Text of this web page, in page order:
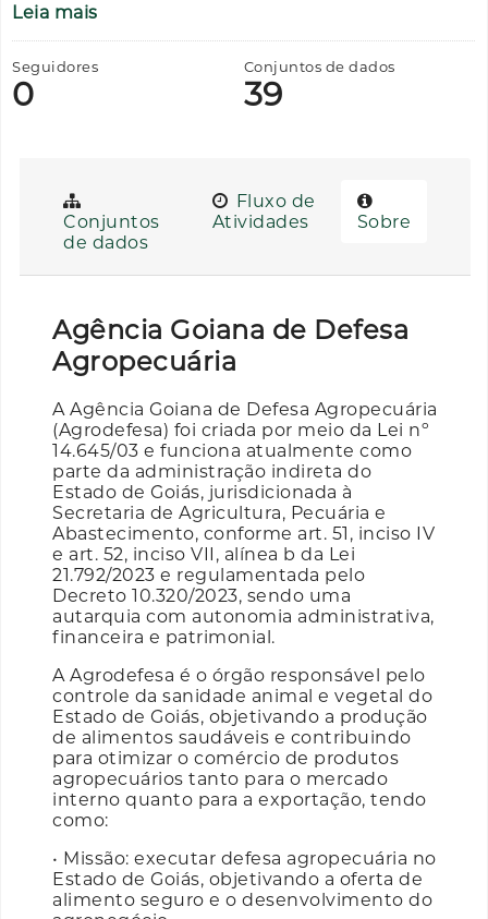
Leia mais
Seguidores
0
Conjuntos de dados
39
Conjuntos
de dados
Fluxo de
Atividades
Sobre
Agência Goiana de Defesa
Agropecuária
A Agência Goiana de Defesa Agropecuária
(Agrodefesa) foi criada por meio da Lei nº
14.645/03 e funciona atualmente como
parte da administração indireta do
Estado de Goiás, jurisdicionada à
Secretaria de Agricultura, Pecuária e
Abastecimento, conforme art. 51, inciso IV
e art. 52, inciso VII, alínea b da Lei
21.792/2023 e regulamentada pelo
Decreto 10.320/2023, sendo uma
autarquia com autonomia administrativa,
financeira e patrimonial.
A Agrodefesa é o órgão responsável pelo
controle da sanidade animal e vegetal do
Estado de Goiás, objetivando a produção
de alimentos saudáveis e contribuindo
para otimizar o comércio de produtos
agropecuários tanto para o mercado
interno quanto para a exportação, tendo
como:
• Missão: executar defesa agropecuária no
Estado de Goiás, objetivando a oferta de
alimento seguro e o desenvolvimento do